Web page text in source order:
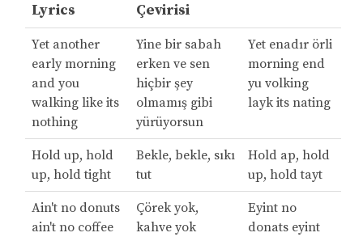
Lyrics
Çevirisi
Yet another
early morning
and you
walking like its
nothing
Yine bir sabah
erken ve sen
hiçbir şey
olmamış gibi
yürüyorsun
Yet enadır örli
morning end
yu volking
layk its nating
Hold up, hold
up, hold tight
Bekle, bekle, sıkı
tut
Hold ap, hold
up, hold tayt
Ain't no donuts
ain't no coffee
Çörek yok,
kahve yok
Eyint no
donats eyint